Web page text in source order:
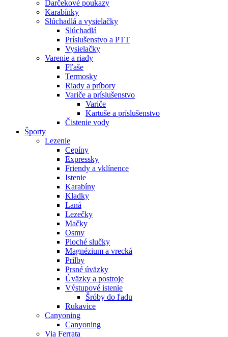
Darčekové poukazy
Karabínky
Slúchadlá a vysielačky
Slúchadlá
Príslušenstvo a PTT
Vysielačky
Varenie a riady
Fľaše
Termosky
Riady a príbory
Variče a príslušenstvo
Variče
Kartuše a príslušenstvo
Čistenie vody
Športy
Lezenie
Cepíny
Expressky
Friendy a vklínence
Istenie
Karabíny
Kladky
Laná
Lezečky
Mačky
Osmy
Ploché slučky
Magnézium a vrecká
Prilby
Prsné úväzky
Úväzky a postroje
Výstupové istenie
Šróby do ľadu
Rukavice
Canyoning
Canyoning
Via Ferrata